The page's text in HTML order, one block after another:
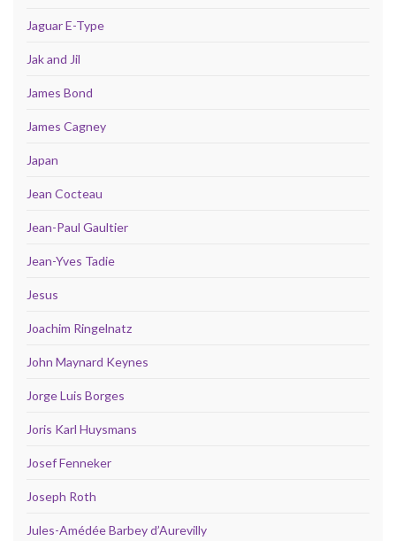
Jaguar E-Type
Jak and Jil
James Bond
James Cagney
Japan
Jean Cocteau
Jean-Paul Gaultier
Jean-Yves Tadie
Jesus
Joachim Ringelnatz
John Maynard Keynes
Jorge Luis Borges
Joris Karl Huysmans
Josef Fenneker
Joseph Roth
Jules-Amédée Barbey d’Aurevilly